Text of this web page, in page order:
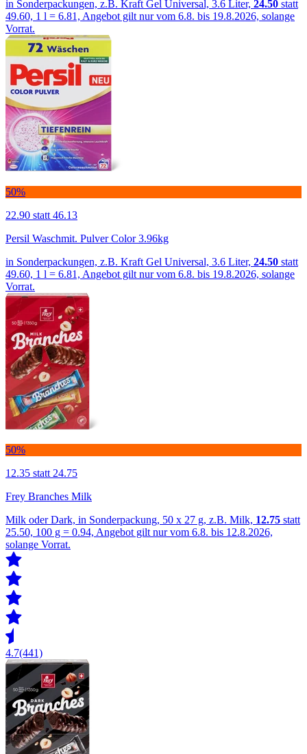
in Sonderpackungen, z.B. Kraft Gel Universal, 3.6 Liter, 24.50 statt
49.60, 1 l = 6.81, Angebot gilt nur vom 6.8. bis 19.8.2026, solange
Vorrat.
50%
22.90 statt 46.13
Persil Waschmit. Pulver Color 3.96kg
in Sonderpackungen, z.B. Kraft Gel Universal, 3.6 Liter, 24.50 statt
49.60, 1 l = 6.81, Angebot gilt nur vom 6.8. bis 19.8.2026, solange
Vorrat.
50%
12.35 statt 24.75
Frey Branches Milk
Milk oder Dark, in Sonderpackung, 50 x 27 g, z.B. Milk, 12.75 statt
25.50, 100 g = 0.94, Angebot gilt nur vom 6.8. bis 12.8.2026,
solange Vorrat.
4.7(441)